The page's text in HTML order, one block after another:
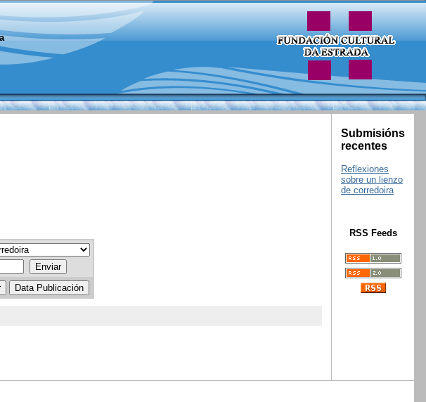
Submisións
recentes
Reflexiones
sobre un lienzo
de corredoira
RSS Feeds